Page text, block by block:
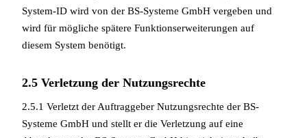
System-ID wird von der BS-Systeme GmbH vergeben und
wird für mögliche spätere Funktionserweiterungen auf
diesem System benötigt.
2.5 Verletzung der Nutzungsrechte
2.5.1 Verletzt der Auftraggeber Nutzungsrechte der BS-
Systeme GmbH und stellt er die Verletzung auf eine